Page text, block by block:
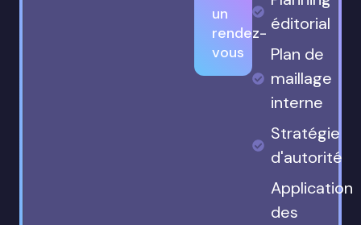
un
rendez-
vous
éditorial
Plan de
maillage
interne
Stratégie
d'autorité
Application
des